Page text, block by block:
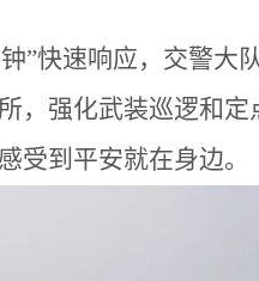
”快速响应，交警大
，强化武装巡逻和定
受到平安就在身边。